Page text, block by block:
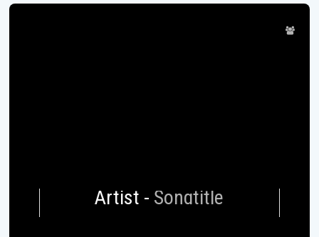
Artist-Songtitle